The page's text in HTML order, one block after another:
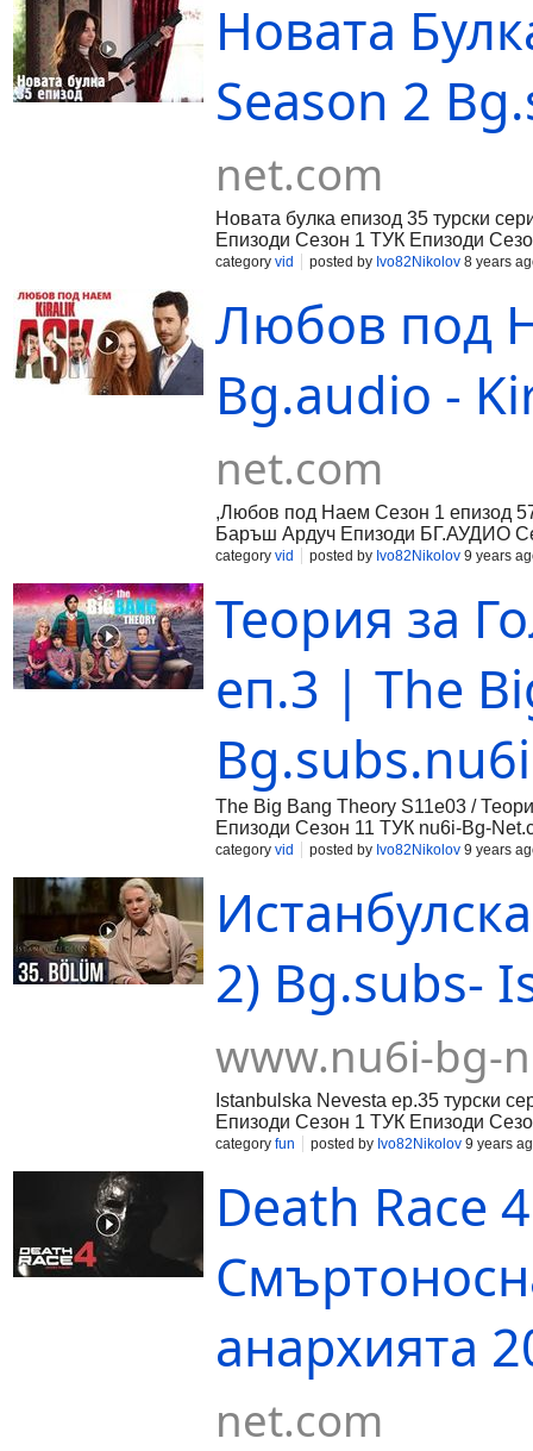
Новата
Season 2
net.com
Новата булка епизод 35 турски
Епизоди Сезон 1 ТУК Епизоди
category vid posted by Ivo82Nikolov 8 years
Любов под
Bg.audio -
net.com
,Любов под Наем Сезон 1 епизод
Баръш Ардуч Епизоди БГ.АУДИО
category vid posted by Ivo82Nikolov 9 years
Теория за
еп.3 | The
Bg.subs.nu6i
The Big Bang Theory S11e03 /
Епизоди Сезон 11 ТУК nu6i-Bg-
category vid posted by Ivo82Nikolov 9 years
2) Bg.subs-
www.nu6i-bg-
Istanbulska Nevesta ep.35 турски
Епизоди Сезон 1 ТУК Епизоди
category fun posted by Ivo82Nikolov 9 years
Death Race
анархията
net.com